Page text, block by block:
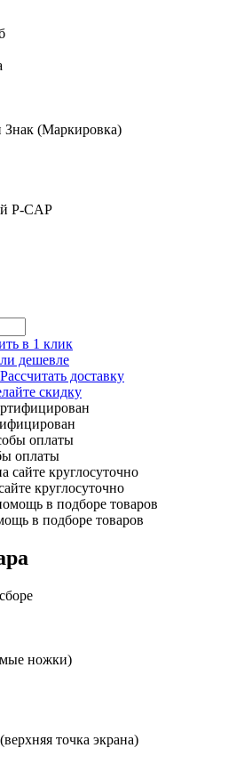
Знак (Маркировка)
P-CAP
в 1 клик
дешевле
Рассчитать доставку
скидку
оплаты
круглосуточно
в подборе товаров
ножки)
точка экрана)